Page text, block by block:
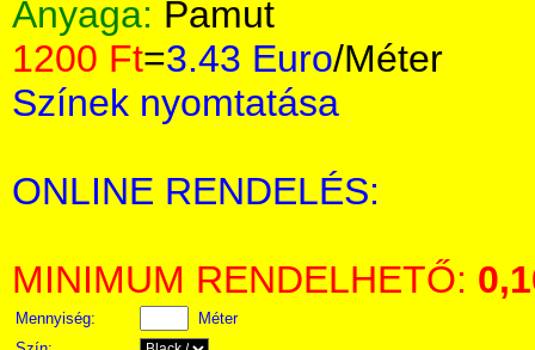
Anyaga: Pamut
1200 Ft=3.43 Euro/Méter
Színek nyomtatása
ONLINE RENDELÉS:
MINIMUM RENDELHETŐ:
Mennyiség:
Méter